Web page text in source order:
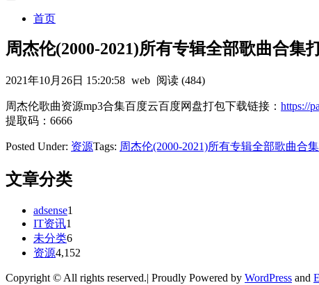
首页
周杰伦(2000-2021)所有专辑全部歌曲合集
2021年10月26日 15:20:58 web 阅读 (484)
周杰伦歌曲资源mp3合集百度云百度网盘打包下载链接： https://
提取码：6666
Posted Under: 资源Tags: 周杰伦(2000-2021)所有专辑全部歌曲合
文章分类
adsense1
IT资讯1
未分类6
资源4,152
Copyright © All rights reserved.| Proudly Powered by WordPress and